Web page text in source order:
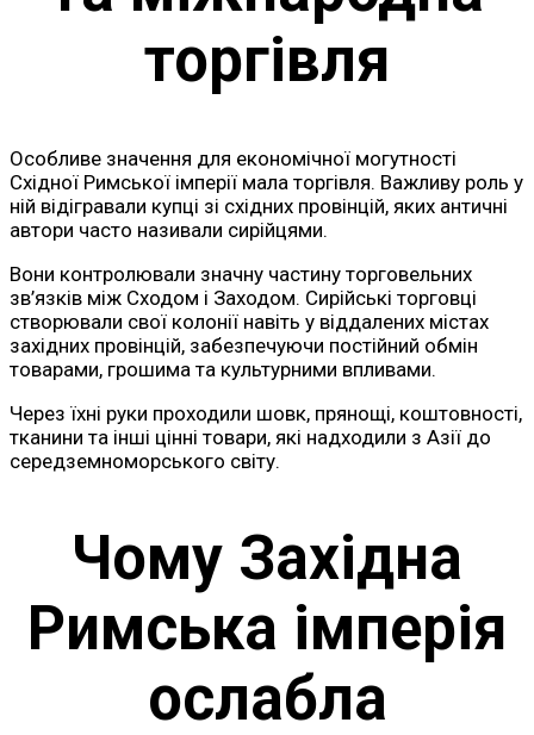
торгівля
Особливе значення для економічної могутності
Східної Римської імперії мала торгівля. Важливу роль у
ній відігравали купці зі східних провінцій, яких античні
автори часто називали сирійцями.
Вони контролювали значну частину торговельних
зв’язків між Сходом і Заходом. Сирійські торговці
створювали свої колонії навіть у віддалених містах
західних провінцій, забезпечуючи постійний обмін
товарами, грошима та культурними впливами.
Через їхні руки проходили шовк, прянощі, коштовності,
тканини та інші цінні товари, які надходили з Азії до
середземноморського світу.
Чому Західна
Римська імперія
ослабла